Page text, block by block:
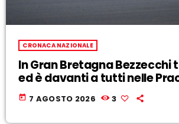
CRONACA NAZIONALE
In Gran Bretagna Bezzecchi
ed è davanti a tutti nelle
today 7 AGOSTO 2026 3